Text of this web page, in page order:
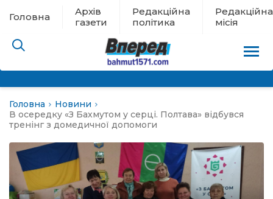
Головна
Архів
газети
Редакційна
політика
Редакційна
місія
евакуації
Головна
Новини
В осередку «З Бахмутом у серці. Полтава» відбувся
тренінг з домедичної допомоги